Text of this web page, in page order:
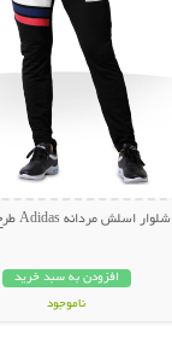
شلوار اسلش مردانه Adidas طرح Russ
افزودن به سبد خرید
ناموجود